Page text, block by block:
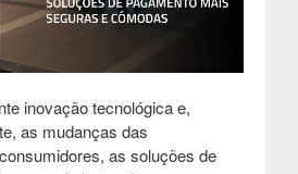
inovação tecnológica e,
as mudanças das
as soluções de